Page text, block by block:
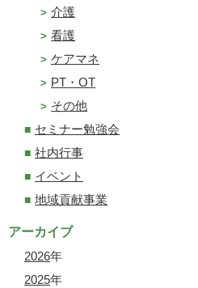
介護
看護
ケアマネ
PT・OT
その他
セミナー勉強会
社内行事
イベント
地域貢献事業
アーカイブ
2026年
2025年